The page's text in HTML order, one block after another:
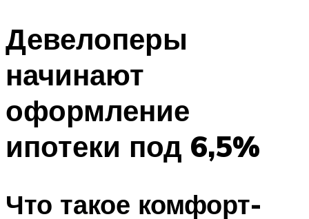
Девелоперы
начинают
оформление
ипотеки под 6,5%
Что такое комфорт-